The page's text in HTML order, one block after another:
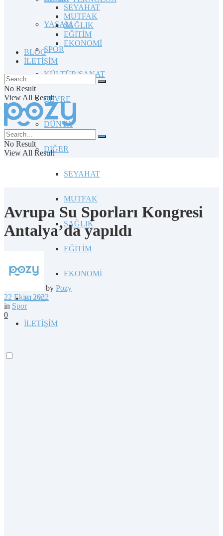
YAŞAM
SPOR
KÜLTÜR/SANAT
ÇEVRE
DÜNYA
DİĞER
SEYAHAT
MUTFAK
SAĞLIK
EĞİTİM
EKONOMİ
BLOG
İLETİŞİM
SEYAHAT
MUTFAK
SAĞLIK
EĞİTİM
EKONOMİ
BLOG
İLETİŞİM
No Result
View All Result
No Result
View All Result
Avrupa Su Sporları Kongresi
Antalya’da yapıldı
by Pozy
22 Ekim 2022
in Spor
0